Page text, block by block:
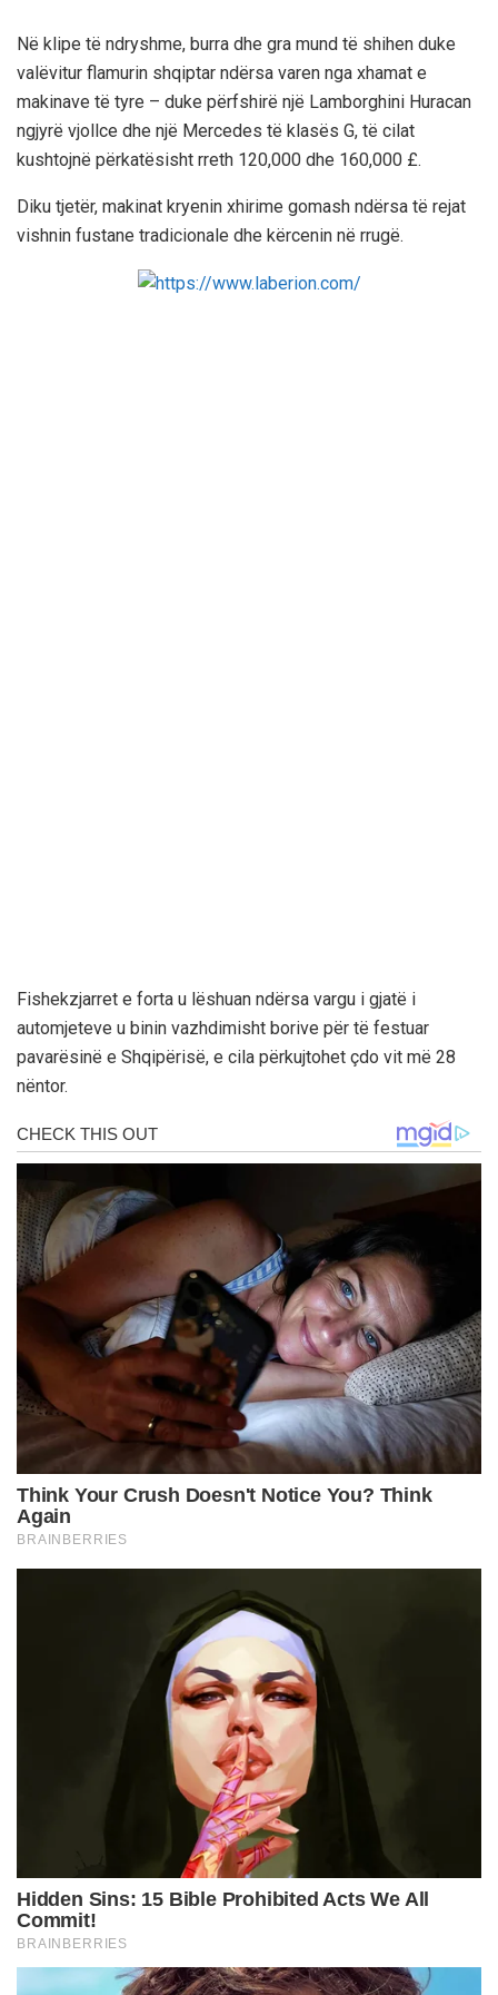
Në klipe të ndryshme, burra dhe gra mund të shihen duke
valëvitur flamurin shqiptar ndërsa varen nga xhamat e
makinave të tyre – duke përfshirë një Lamborghini Huracan
ngjyrë vjollce dhe një Mercedes të klasës G, të cilat
kushtojnë përkatësisht rreth 120,000 dhe 160,000 £.
Diku tjetër, makinat kryenin xhirime gomash ndërsa të rejat
vishnin fustane tradicionale dhe kërcenin në rrugë.
Fishekzjarret e forta u lëshuan ndërsa vargu i gjatë i
automjeteve u binin vazhdimisht borive për të festuar
pavarësinë e Shqipërisë, e cila përkujtohet çdo vit më 28
nëntor.